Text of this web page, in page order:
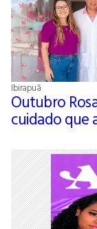
Ibirapuã
Outubro
cuidado que